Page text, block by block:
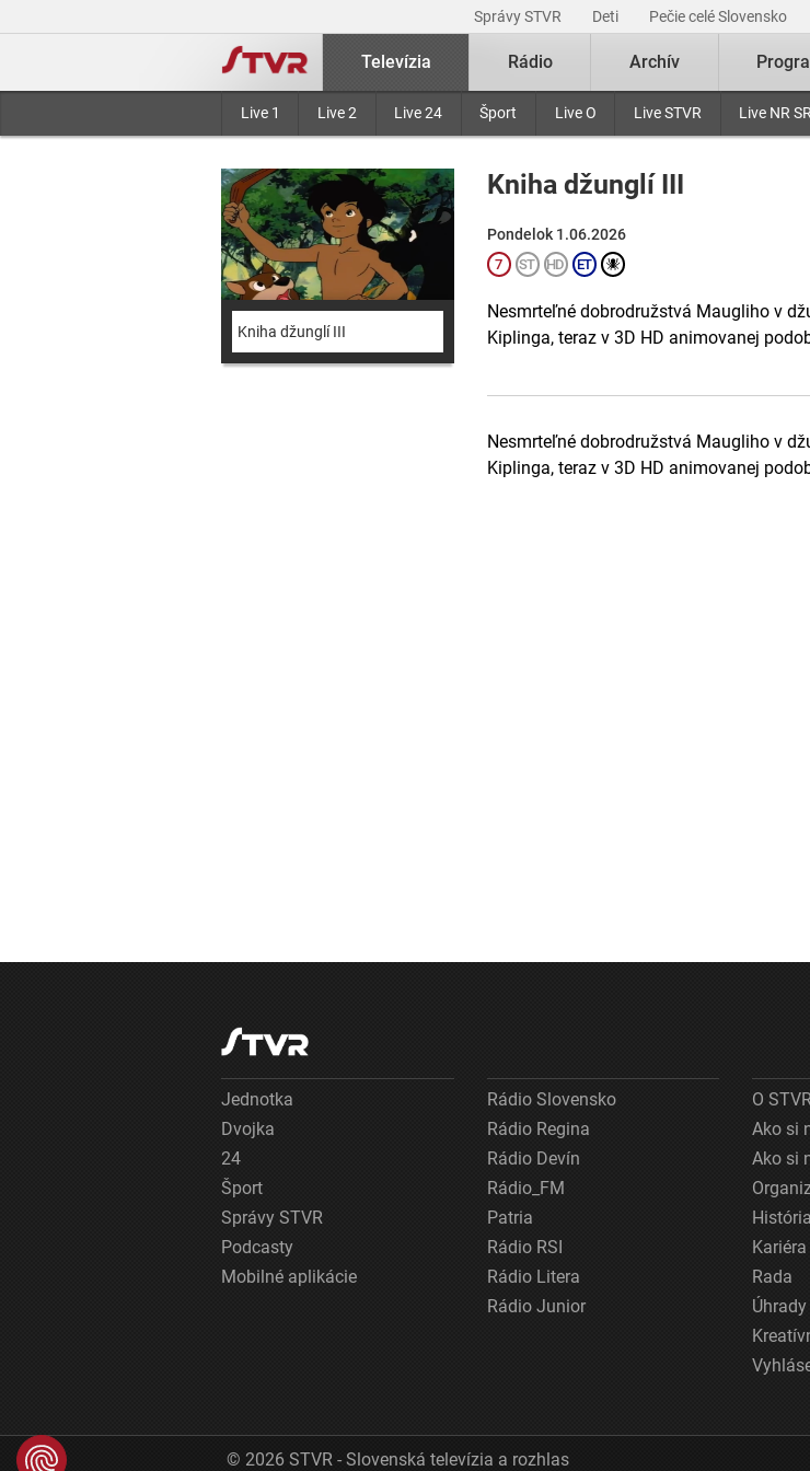
Správy STVR Deti Pečie celé Slovensko
Televízia
Live 1 Live 2 Live 24 Šport Live O Live STVR Live NR SR
Rádio Archív
Kniha džunglí III
Kniha džunglí III
Pondelok 1.06.2026
Nesmrteľné dobrodružstvá Maugliho v
Kiplinga, teraz v 3D HD animovanej
Nesmrteľné dobrodružstvá Maugliho v
Kiplinga, teraz v 3D HD animovanej
Jednotka
Dvojka
24
Šport
Správy STVR
Podcasty
Mobilné aplikácie
Rádio Slovensko
Rádio Regina
Rádio Devín
Rádio_FM
Patria
Rádio RSI
Rádio Litera
Rádio Junior
O
Ako si
Ako si
História
Kariéra
Rada
Úhrady
© 2026 STVR - Slovenská televízia a rozhlas